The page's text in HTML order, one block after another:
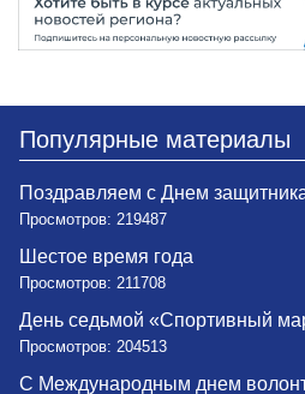
Популярные материалы
Поздравляем с Днем
Просмотров: 219487
Шестое время года
Просмотров: 211708
День седьмой «Спортивный
Просмотров: 204513
С Международным днем